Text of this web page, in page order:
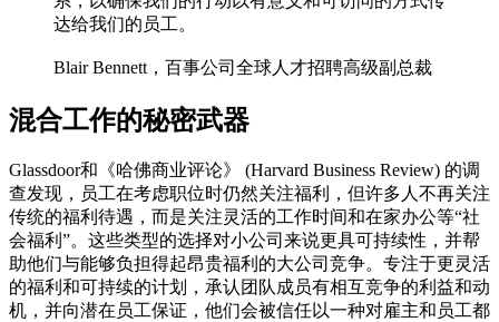
达给我们的员工。
Blair Bennett，百事公司全球人才招聘高级副总裁
混合工作的秘密武器
Glassdoor和《哈佛商业评论》 (Harvard Business Review) 的调
查发现，员工在考虑职位时仍然关注福利，但许多人不再关注
传统的福利待遇，而是关注灵活的工作时间和在家办公等“社
会福利”。这些类型的选择对小公司来说更具可持续性，并帮
助他们与能够负担得起昂贵福利的大公司竞争。专注于更灵活
的福利和可持续的计划，承认团队成员有相互竞争的利益和动
机，并向潜在员工保证，他们会被信任以一种对雇主和员工都